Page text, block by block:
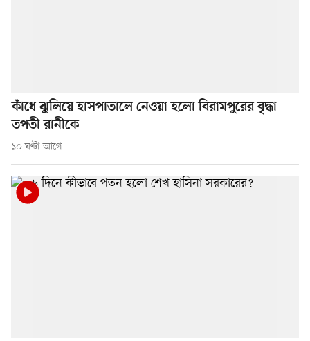
কাঁধে ঝুলিয়ে হাসপাতালে নেওয়া হলো বিরামপুরের বৃদ্ধা
তপতী রানীকে
১০ ঘণ্টা আগে